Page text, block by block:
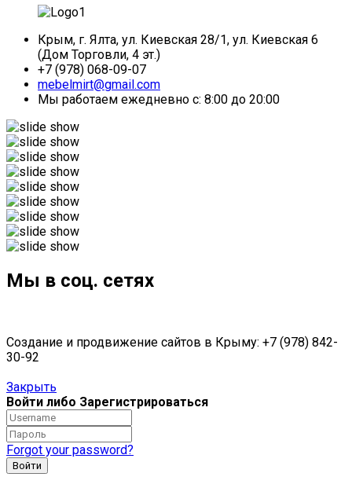
Крым, г. Ялта, ул. Киевская 28/1, ул. Киевская 6
(Дом Торговли, 4 эт.)
+7 (978) 068-09-07
mebelmirt@gmail.com
Мы работаем ежедневно с: 8:00 до 20:00
Мы в соц. сетях
Создание и продвижение сайтов в Крыму: +7 (978) 842-
30-92
Закрыть
Войти либо Зарегистрироваться
Forgot your password?